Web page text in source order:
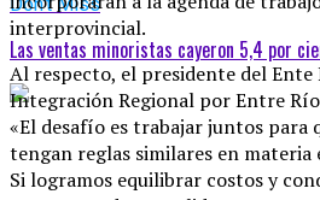
Don't Miss
Las ventas minoristas cayeron 5,4 por
interprovincial.
Al respecto, el presidente del Ente
Integración Regional por Entre
«El desafío es trabajar juntos para
tengan reglas similares en
Si logramos equilibrar costos y